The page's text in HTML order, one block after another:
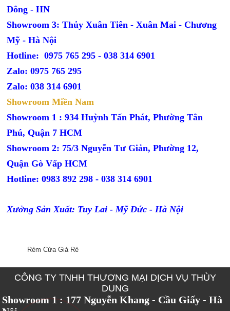
Đông - HN
Showroom 3: Thủy Xuân Tiên - Xuân Mai - Chương
Mỹ - Hà Nội
Hotline: 0975 765 295 -038 314 6901
Zalo: 0975 765 295
Zalo: 038 314 6901
Showroom Miền Nam
Showroom 1 : 934 Huỳnh Tấn Phát, Phường Tân
Phú, Quận 7 HCM
Showroom 2: 75/3 Nguyễn Tư Giản, Phường 12,
Quận Gò Vấp HCM
Hotline: 0983 892 298 - 038 314 6901
Xưởng Sản Xuất: Tuy Lai - Mỹ Đức - Hà Nội
Rèm Cửa Giá Rẻ
CÔNG TY TNHH THƯƠNG MẠI DỊCH VỤ THÙY
DUNG
Showroom 1 : 177 Nguyễn Khang - Cầu Giấy - Hà